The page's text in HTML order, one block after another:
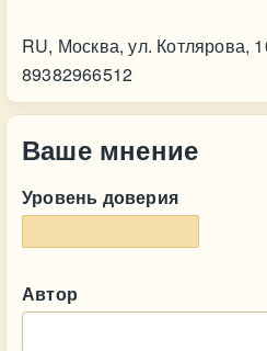
RU, Москва, ул. Котлярова,
89382966512
Ваше мнение
Уровень доверия
Автор